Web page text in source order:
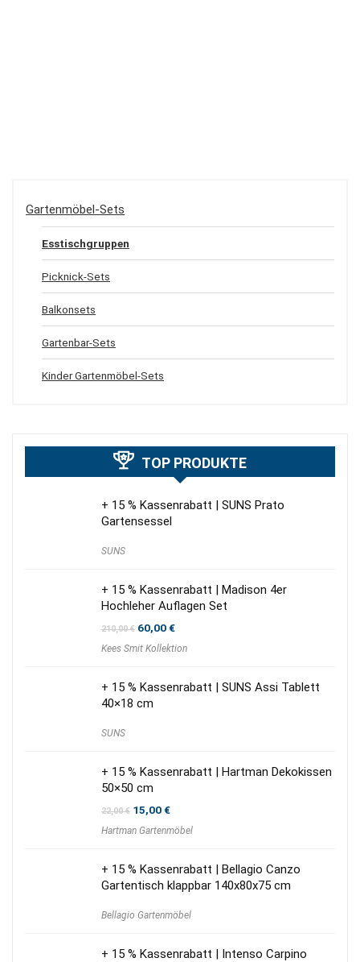
Gartenmöbel-Sets
Esstischgruppen
Picknick-Sets
Balkonsets
Gartenbar-Sets
Kinder Gartenmöbel-Sets
TOP PRODUKTE
+ 15 % Kassenrabatt | SUNS Prato
Gartensessel
SUNS
+ 15 % Kassenrabatt | Madison 4er
Hochleher Auflagen Set
210,00€ Ursprünglicher
war:
60,00€Aktueller
ist:
Kees Smit Kollektion
+ 15 % Kassenrabatt | SUNS Assi Tablett
40×18 cm
SUNS
+ 15 % Kassenrabatt | Hartman Dekokissen
50×50 cm
22,00€ Ursprünglicher
war:
15,00€Aktueller
ist:
Hartman Gartenmöbel
+ 15 % Kassenrabatt | Bellagio Canzo
Gartentisch klappbar 140x80x75 cm
Bellagio Gartenmöbel
+ 15 % Kassenrabatt | Intenso Carpino